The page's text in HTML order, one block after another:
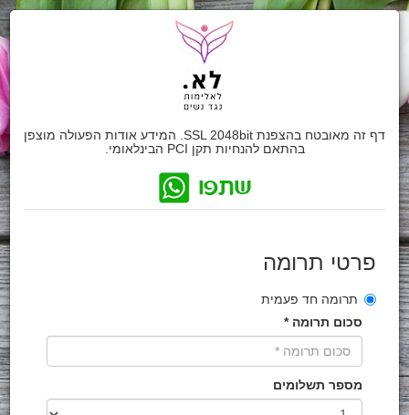
דף זה מאובטח בהצפנת SSL 2048bit. המידע אודות הפעולה מוצפן
בהתאם להנחיות תקן PCI הבינלאומי.
פרטי תרומה
תרומה חד פעמית
סכום תרומה *
מספר תשלומים